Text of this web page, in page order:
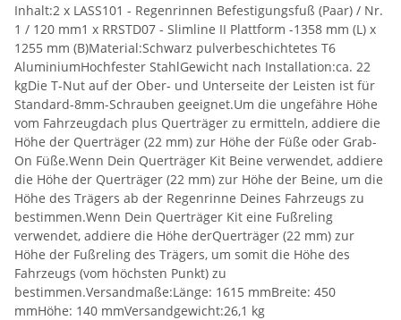
Inhalt:2 x LASS101 - Regenrinnen Befestigungsfuß (Paar) / Nr.
1 / 120 mm1 x RRSTD07 - Slimline II Plattform -1358 mm (L) x
1255 mm (B)Material:Schwarz pulverbeschichtetes T6
AluminiumHochfester StahlGewicht nach Installation:ca. 22
kgDie T-Nut auf der Ober- und Unterseite der Leisten ist für
Standard-8mm-Schrauben geeignet.Um die ungefähre Höhe
vom Fahrzeugdach plus Querträger zu ermitteln, addiere die
Höhe der Querträger (22 mm) zur Höhe der Füße oder Grab-
On Füße.Wenn Dein Querträger Kit Beine verwendet, addiere
die Höhe der Querträger (22 mm) zur Höhe der Beine, um die
Höhe des Trägers ab der Regenrinne Deines Fahrzeugs zu
bestimmen.Wenn Dein Querträger Kit eine Fußreling
verwendet, addiere die Höhe derQuerträger (22 mm) zur
Höhe der Fußreling des Trägers, um somit die Höhe des
Fahrzeugs (vom höchsten Punkt) zu
bestimmen.Versandmaße:Länge: 1615 mmBreite: 450
mmHöhe: 140 mmVersandgewicht:26,1 kg